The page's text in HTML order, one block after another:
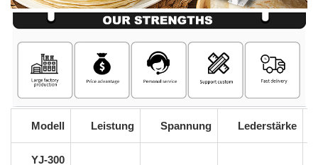
Modell Leistung Spannung Lederstärke
YJ-300